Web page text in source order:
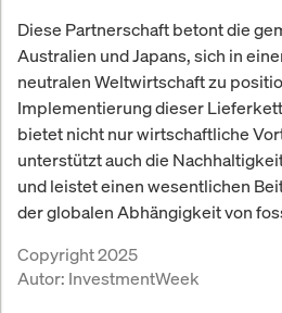
Diese Partnerschaft betont die
Australien und Japans, sich in
neutralen Weltwirtschaft zu
Implementierung dieser
bietet nicht nur wirtschaftliche
unterstützt auch die
und leistet einen wesentlichen
der globalen Abhängigkeit von
Copyright 2025
Autor: InvestmentWeek